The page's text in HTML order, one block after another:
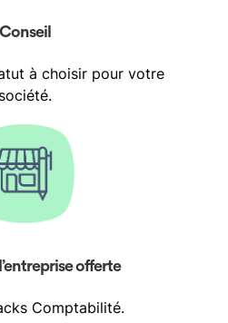
Conseil
à choisir pour votre
société.
offerte
Comptabilité.